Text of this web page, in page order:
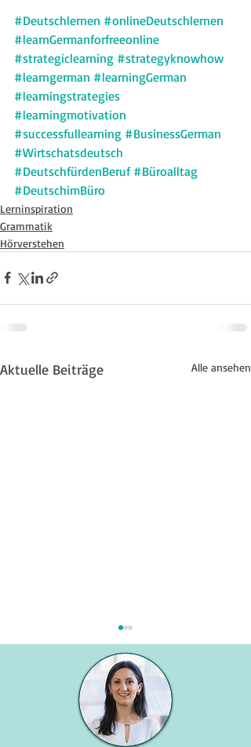
#Deutschlernen #onlineDeutschlernen
#learnGermanforfreeonline
#strategiclearning #strategyknowhow
#learngerman #learningGerman
#learningstrategies
#learningmotivation
#successfullearning #BusinessGerman
#Wirtschatsdeutsch
#DeutschfürdenBeruf #Büroalltag
#DeutschimBüro
Lerninspiration
Grammatik
Hörverstehen
Aktuelle Beiträge Alle ansehen